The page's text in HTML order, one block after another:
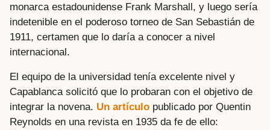
monarca estadounidense Frank Marshall, y luego sería
indetenible en el poderoso torneo de San Sebastián de
1911, certamen que lo daría a conocer a nivel
internacional.
El equipo de la universidad tenía excelente nivel y
Capablanca solicitó que lo probaran con el objetivo de
integrar la novena. Un artículo publicado por Quentin
Reynolds en una revista en 1935 da fe de ello: